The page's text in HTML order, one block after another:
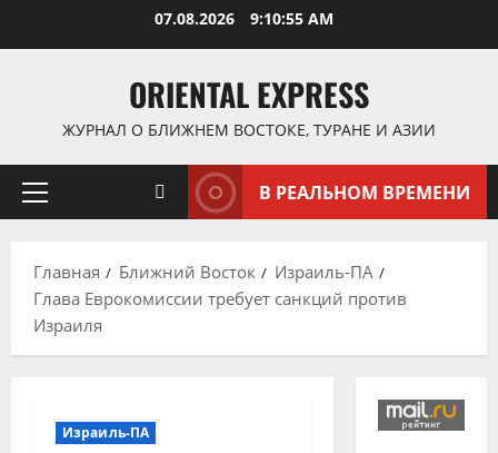
07.08.2026 9:10:55 AM
ORIENTAL EXPRESS
ЖУРНАЛ О БЛИЖНЕМ ВОСТОКЕ, ТУРАНЕ И АЗИИ
Основное
В РЕАЛЬНОМ ВРЕМЕНИ
Главная Ближний Восток
Израиль-ПА
Глава Еврокомиссии требует санкций против
Израиля
Израиль-ПА